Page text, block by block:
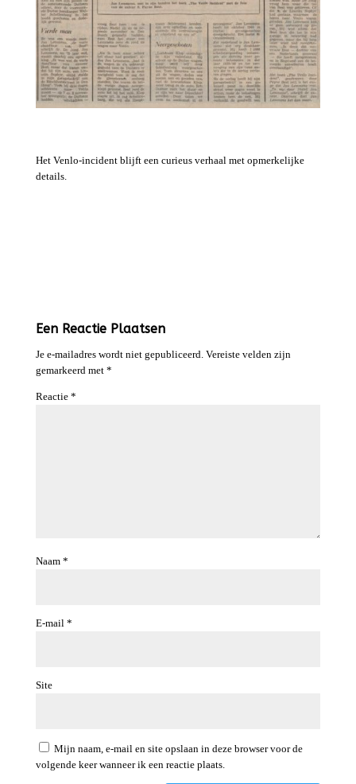
Het Venlo-incident blijft een curieus verhaal met opmerkelijke
details.
Een Reactie Plaatsen
Je e-mailadres wordt niet gepubliceerd. Vereiste velden zijn
gemarkeerd met *
Reactie *
Naam *
E-mail *
Site
Mijn naam, e-mail en site opslaan in deze browser voor de
volgende keer wanneer ik een reactie plaats.